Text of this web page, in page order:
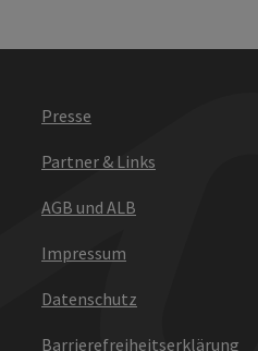
Presse
Partner & Links
AGB und ALB
Impressum
Datenschutz
Barrierefreiheitserklärung